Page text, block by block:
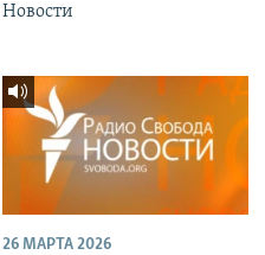
Новости
26 МАРТА 2026